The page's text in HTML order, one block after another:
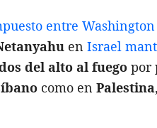
entre
en Israel
del alto al fuego por
como en Palestina